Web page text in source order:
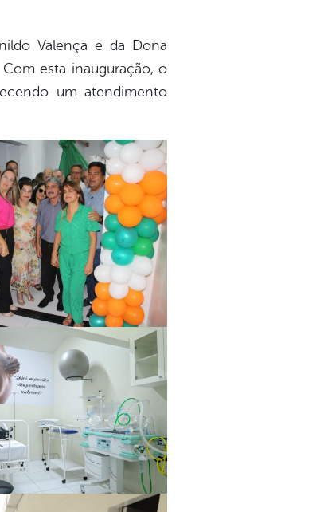
Valença e da Dona
esta inauguração, o
um atendimento